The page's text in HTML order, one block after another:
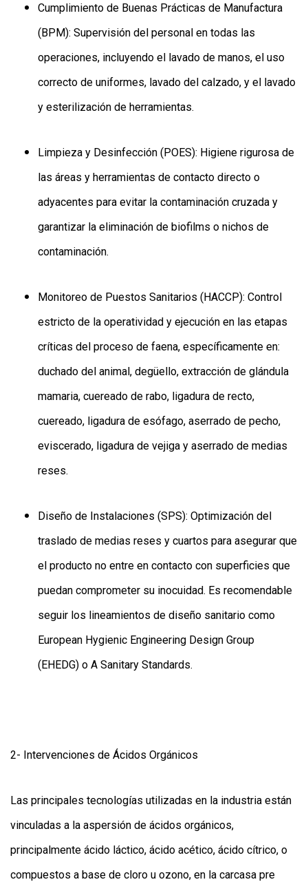
Cumplimiento de Buenas Prácticas de Manufactura
(BPM): Supervisión del personal en todas las
operaciones, incluyendo el lavado de manos, el uso
correcto de uniformes, lavado del calzado, y el lavado
y esterilización de herramientas.
Limpieza y Desinfección (POES): Higiene rigurosa de
las áreas y herramientas de contacto directo o
adyacentes para evitar la contaminación cruzada y
garantizar la eliminación de biofilms o nichos de
contaminación.
Monitoreo de Puestos Sanitarios (HACCP): Control
estricto de la operatividad y ejecución en las etapas
críticas del proceso de faena, específicamente en:
duchado del animal, degüello, extracción de glándula
mamaria, cuereado de rabo, ligadura de recto,
cuereado, ligadura de esófago, aserrado de pecho,
eviscerado, ligadura de vejiga y aserrado de medias
reses.
Diseño de Instalaciones (SPS): Optimización del
traslado de medias reses y cuartos para asegurar que
el producto no entre en contacto con superficies que
puedan comprometer su inocuidad. Es recomendable
seguir los lineamientos de diseño sanitario como
European Hygienic Engineering Design Group
(EHEDG) o A Sanitary Standards.
2- Intervenciones de Ácidos Orgánicos
Las principales tecnologías utilizadas en la industria están
vinculadas a la aspersión de ácidos orgánicos,
principalmente ácido láctico, ácido acético, ácido cítrico, o
compuestos a base de cloro u ozono, en la carcasa pre